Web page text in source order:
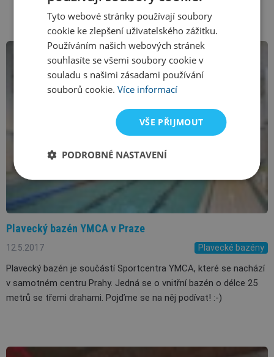
Plavecký bazén YMCA v Praze
12.5.2017 Plavecké bazény
Plavecký bazén je součástí Sportcentra YMCA, které se nachází
v samotném centru Prahy. Jedná se o vnitřní bazén o délce 25
metrů se třemi drahami. Pojďme se na něj podívat! :-)
Tyto webové stránky používají soubory
cookie ke zlepšení uživatelského zážitku.
Používáním našich webových stránek
souhlasíte se všemi soubory cookie v
souladu s našimi zásadami používání
souborů cookie.Více informací
VŠE PŘIJMOUT
PODROBNÉ NASTAVENÍ